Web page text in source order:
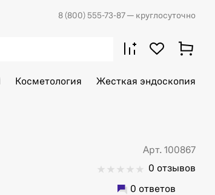
8 (800) 555-73-87 — круглосуточно
Косметология Жесткая эндоскопия
Арт. 100867
0 отзывов
0 ответов